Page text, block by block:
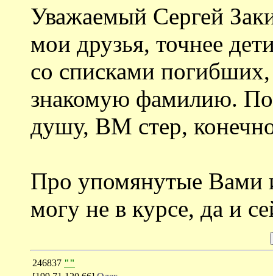
Уважаемый Сергей
мои друзья, точнее
со списками
знакомую фамилию.
душу, ВМ стер,
Про упомянутые Вами
могу не в курсе, да и
246837 ""